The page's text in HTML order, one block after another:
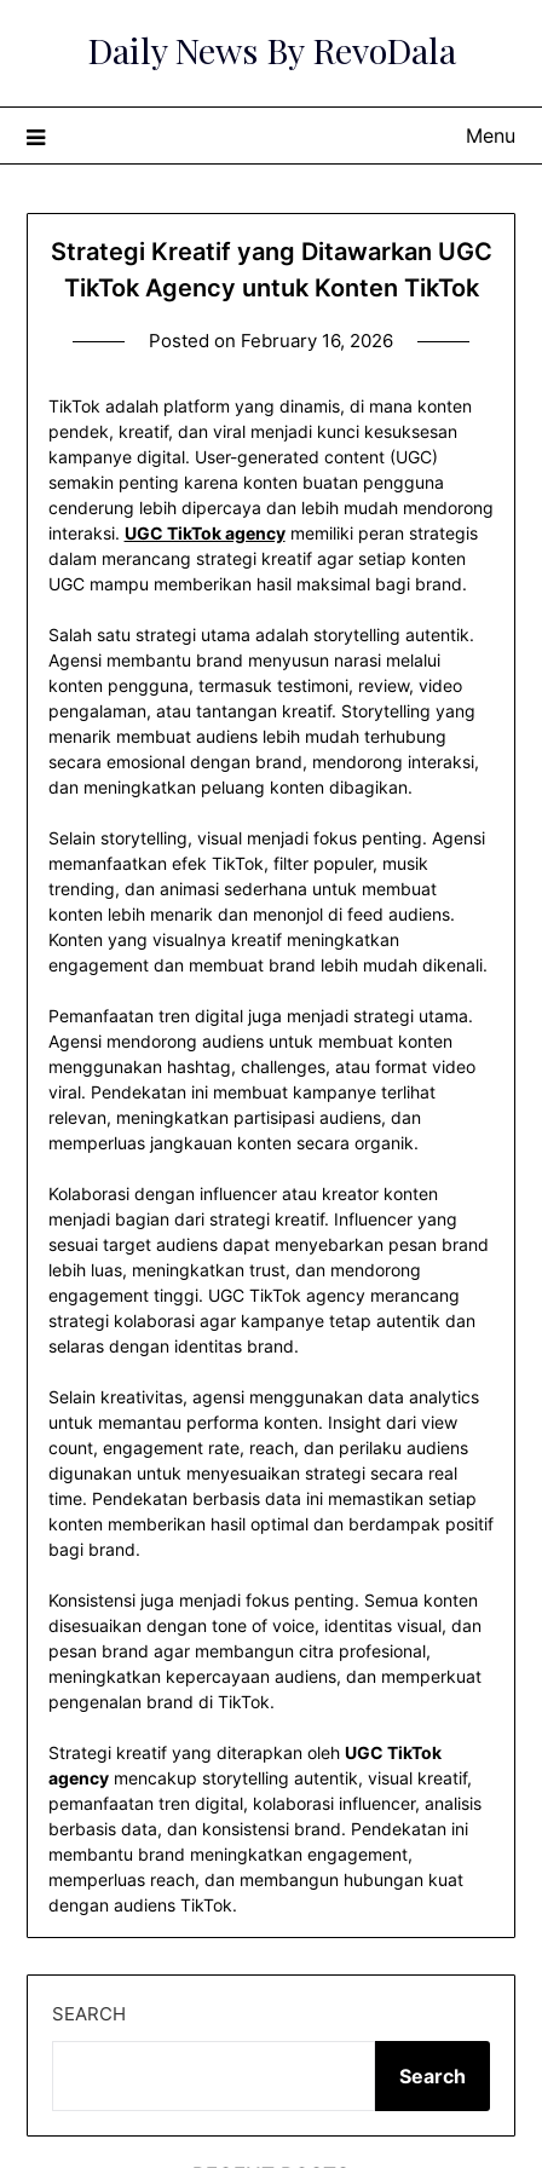
Daily News By RevoDala
Menu
Strategi Kreatif yang Ditawarkan UGC
TikTok Agency untuk Konten TikTok
Posted on February 16, 2026
TikTok adalah platform yang dinamis, di mana konten
pendek, kreatif, dan viral menjadi kunci kesuksesan
kampanye digital. User-generated content (UGC)
semakin penting karena konten buatan pengguna
cenderung lebih dipercaya dan lebih mudah mendorong
interaksi. UGC TikTok agencymemiliki peran strategis
dalam merancang strategi kreatif agar setiap konten
UGC mampu memberikan hasil maksimal bagi brand.
Salah satu strategi utama adalah storytelling autentik.
Agensi membantu brand menyusun narasi melalui
konten pengguna, termasuk testimoni, review, video
pengalaman, atau tantangan kreatif. Storytelling yang
menarik membuat audiens lebih mudah terhubung
secara emosional dengan brand, mendorong interaksi,
dan meningkatkan peluang konten dibagikan.
Selain storytelling, visual menjadi fokus penting. Agensi
memanfaatkan efek TikTok, filter populer, musik
trending, dan animasi sederhana untuk membuat
konten lebih menarik dan menonjol di feed audiens.
Konten yang visualnya kreatif meningkatkan
engagement dan membuat brand lebih mudah dikenali.
Pemanfaatan tren digital juga menjadi strategi utama.
Agensi mendorong audiens untuk membuat konten
menggunakan hashtag, challenges, atau format video
viral. Pendekatan ini membuat kampanye terlihat
relevan, meningkatkan partisipasi audiens, dan
memperluas jangkauan konten secara organik.
Kolaborasi dengan influencer atau kreator konten
menjadi bagian dari strategi kreatif. Influencer yang
sesuai target audiens dapat menyebarkan pesan brand
lebih luas, meningkatkan trust, dan mendorong
engagement tinggi. UGC TikTok agency merancang
strategi kolaborasi agar kampanye tetap autentik dan
selaras dengan identitas brand.
Selain kreativitas, agensi menggunakan data analytics
untuk memantau performa konten. Insight dari view
count, engagement rate, reach, dan perilaku audiens
digunakan untuk menyesuaikan strategi secara real
time. Pendekatan berbasis data ini memastikan setiap
konten memberikan hasil optimal dan berdampak positif
bagi brand.
Konsistensi juga menjadi fokus penting. Semua konten
disesuaikan dengan tone of voice, identitas visual, dan
pesan brand agar membangun citra profesional,
meningkatkan kepercayaan audiens, dan memperkuat
pengenalan brand di TikTok.
Strategi kreatif yang diterapkan oleh UGC TikTok
agencymencakup storytelling autentik, visual kreatif,
pemanfaatan tren digital, kolaborasi influencer, analisis
berbasis data, dan konsistensi brand. Pendekatan ini
membantu brand meningkatkan engagement,
memperluas reach, dan membangun hubungan kuat
dengan audiens TikTok.
SEARCH
Search